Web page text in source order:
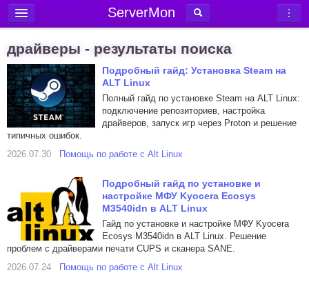
ServerMon
Новости
Блог
Статьи
Форум
Вход в аккаунт
драйверы - результаты поиска
Подробный гайд: Установка Steam на
ALT Linux
Полный гайд по установке Steam на ALT Linux:
подключение репозиториев, настройка
драйверов, запуск игр через Proton и решение
типичных ошибок.
2026.07.30
Помощь по работе с Alt Linux
Подробный гайд по установке и
настройке МФУ Kyocera Ecosys
M3540idn в ALT Linux
Гайд по установке и настройке МФУ Kyocera
Ecosys M3540idn в ALT Linux. Решение
проблем с драйверами печати CUPS и сканера SANE.
2026.07.24
Помощь по работе с Alt Linux